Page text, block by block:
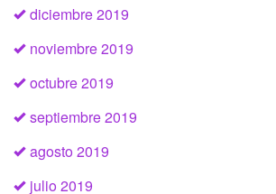
diciembre 2019
noviembre 2019
octubre 2019
septiembre 2019
agosto 2019
julio 2019